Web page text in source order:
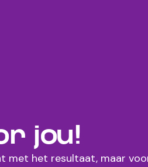
jou!
met het resultaat, maar